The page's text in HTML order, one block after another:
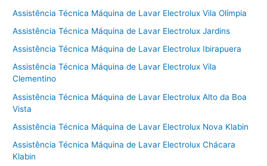
Assistência Técnica Máquina de Lavar Electrolux Vila Olímpia
Assistência Técnica Máquina de Lavar Electrolux Jardins
Assistência Técnica Máquina de Lavar Electrolux Ibirapuera
Assistência Técnica Máquina de Lavar Electrolux Vila
Clementino
Assistência Técnica Máquina de Lavar Electrolux Alto da Boa
Vista
Assistência Técnica Máquina de Lavar Electrolux Nova Klabin
Assistência Técnica Máquina de Lavar Electrolux Chácara
Klabin